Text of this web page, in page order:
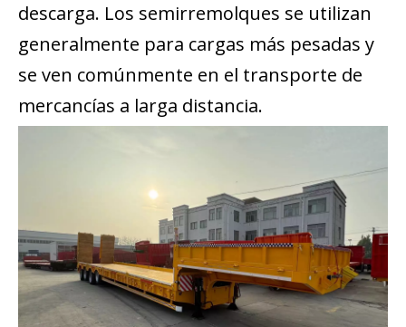
descarga. Los semirremolques se utilizan
generalmente para cargas más pesadas y
se ven comúnmente en el transporte de
mercancías a larga distancia.